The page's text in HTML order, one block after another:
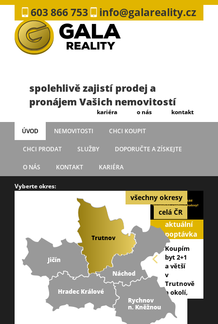
603 866 753 info@galareality.cz
spolehlivě zajistí prodej a
pronájem Vašich nemovitostí
kariéra o nás kontakt
ÚVOD NEMOVITOSTI CHCI KOUPIT
CHCI PRODAT SLUŽBY DOPORUČTE A ZÍSKEJTE
O NÁS KONTAKT KARIÉRA
Vyberte okres:
celá ČR
všechny okresy
aktuální
poptávka
Koupím
byt 2+1
a větší
v
Trutnově
a okolí,
nabídněte
na tel:
603 866